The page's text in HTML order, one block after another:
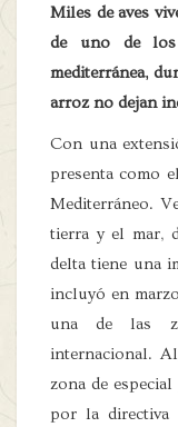
Miles de aves
de uno de los
mediterránea,
arroz no dejan
Con una
presenta como
Mediterráneo.
tierra y el mar,
delta tiene una
incluyó en
una de las
internacional.
zona de
por la directiva